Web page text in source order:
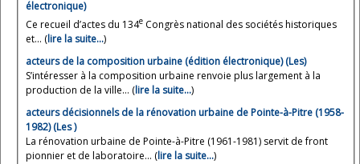
électronique)
Ce recueil d’actes du 134e Congrès national des sociétés historiques
et... (lire la suite…)
acteurs de la composition urbaine (édition électronique) (Les)
S’intéresser à la composition urbaine renvoie plus largement à la
production de la ville... (lire la suite…)
acteurs décisionnels de la rénovation urbaine de Pointe-à-Pitre (1958-
1982) (Les )
La rénovation urbaine de Pointe-à-Pitre (1961-1981) servit de front
pionnier et de laboratoire... (lire la suite…)